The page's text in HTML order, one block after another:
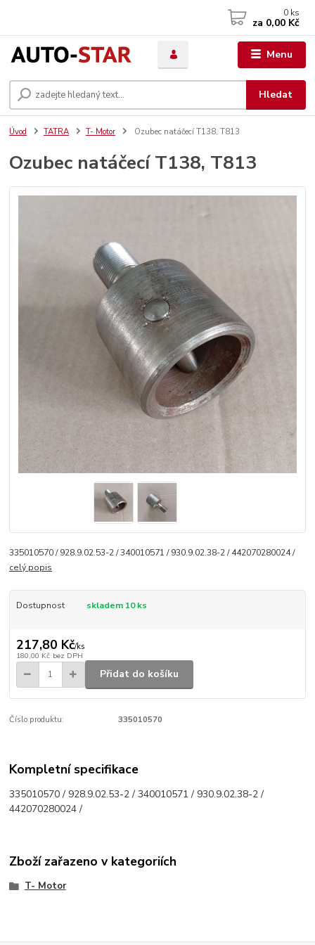
Menu
Hledat
0 ks
za 0,00 Kč
Úvod TATRA T- Motor Ozubec natáčecí T138, T813
Ozubec natáčecí T138, T813
335010570 / 928.9.02.53-2 / 340010571 / 930.9.02.38-2 / 442070280024 /
celý popis
Dostupnost skladem 10 ks
217,80 Kč/ks
180,00 Kč bez DPH
Přidat do košíku
Číslo produktu: 335010570
Kompletní specifikace
335010570 / 928.9.02.53-2 / 340010571 / 930.9.02.38-2 /
442070280024 /
Zboží zařazeno v kategoriích
T- Motor